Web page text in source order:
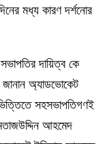
মধ্য কারণ দর্শনোর
দায়িত্ব কে
জানান অ্যাডভোকেট
সহসভাপতিগণই
আহমেদ